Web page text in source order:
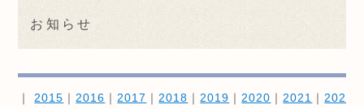
お知らせ
｜ 2015 ｜ 2016 ｜ 2017 ｜ 2018 ｜ 2019 ｜ 2020 ｜ 2021 ｜ 2022